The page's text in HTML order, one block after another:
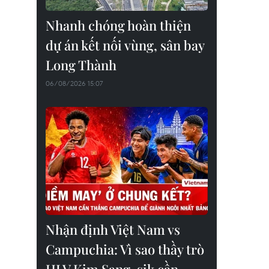
Nhanh chóng hoàn thiện
dự án kết nối vùng, sân bay
Long Thành
06/08/2026 15:07
Nhận định Việt Nam vs
Campuchia: Vì sao thầy trò